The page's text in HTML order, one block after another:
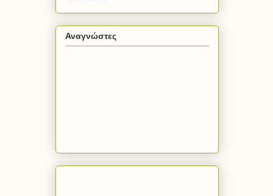
Αναγνώστες